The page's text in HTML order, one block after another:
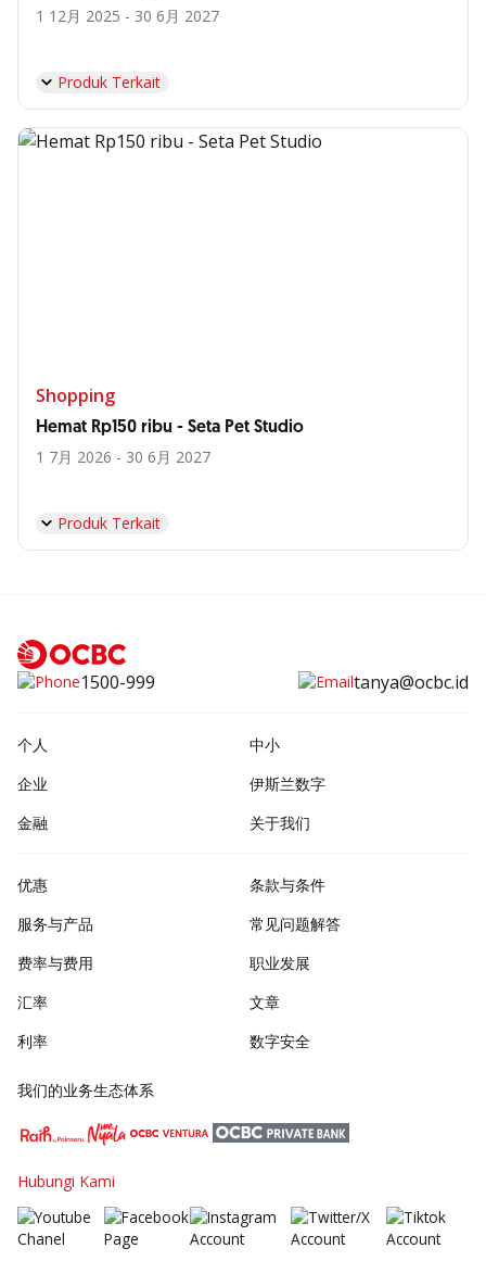
1 12月 2025 - 30 6月 2027
Produk Terkait
Shopping
Hemat Rp150 ribu - Seta Pet Studio
1 7月 2026 - 30 6月 2027
Produk Terkait
1500-999 tanya@ocbc.id
个人
中小
企业
伊斯兰数字
金融
关于我们
优惠
服务与产品
费率与费用
汇率
利率
条款与条件
常见问题解答
职业发展
文章
数字安全
我们的业务生态体系
Hubungi Kami